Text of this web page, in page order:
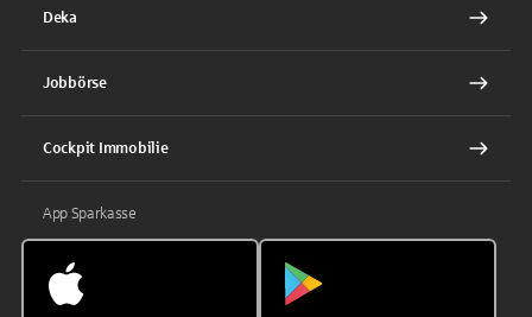
Deka
Jobbörse
Cockpit Immobilie
App Sparkasse